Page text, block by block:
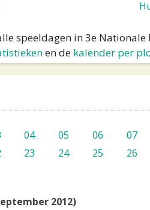
speeldagen in 3e Nationale
en de kalender per
04 05 06
07
23 24 25 26
2012)